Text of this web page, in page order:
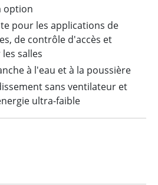
option
pour les applications de
de contrôle d'accès et
salles
à l'eau et à la poussière
sans ventilateur et
ultra-faible